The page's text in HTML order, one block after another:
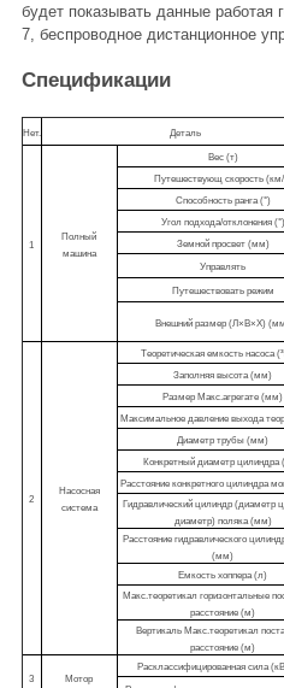
будет показывать данные работая
7, беспроводное дистанционное
Спецификации
Нет. Деталь
1
Полный
машина
Вес (т)
Путешествующ скорость
Способность ранга (°)
Угол подхода/отклонения (°)
Земной просвет (мм)
Управлять
Путешествовать режим
Внешний размер (Л×В×Х)
2
Насосная
система
Теоретическая емкость насоса
Заполняя высота (мм)
Размер Макс.агрегате (мм)
Максимальное давление выхода
Диаметр трубы (мм)
Конкретный диаметр
Расстояние конкретного цилиндра
Гидравлический цилиндр (диаметр
диаметр) поляка (мм)
Расстояние гидравлического
(мм)
Емкость хоппера (л)
Макс.теоретикал горизонтальные
расстояние (м)
Вертикаль Макс.теоретикал
расстояние (м)
3 Мотор
Расклассифицированная сила